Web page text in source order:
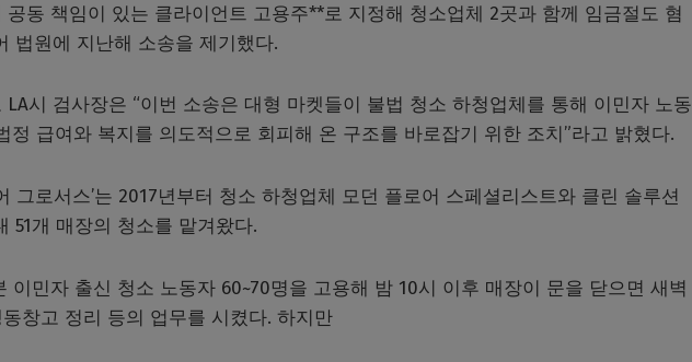
동 책임이 있는 클라이언트 고용주**로 지정해 청소업체 2곳과 함께 임금절도 혐
법원에 지난해 소송을 제기했다.
시 검사장은 “이번 소송은 대형 마켓들이 불법 청소 하청업체를 통해 이민자 노동
정 급여와 복지를 의도적으로 회피해 온 구조를 바로잡기 위한 조치”라고 밝혔다.
그로서스’는 2017년부터 청소 하청업체 모던 플로어 스페셜리스트와 클린 솔루션
51개 매장의 청소를 맡겨왔다.
이민자 출신 청소 노동자 60~70명을 고용해 밤 10시 이후 매장이 문을 닫으면 새벽
창고 정리 등의 업무를 시켰다. 하지만